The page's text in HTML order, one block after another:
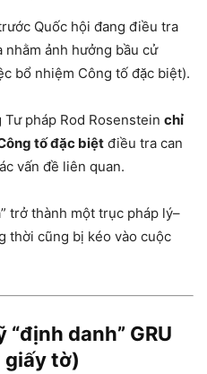
Quốc hội đang điều tra
nhằm ảnh hưởng bầu cử
bổ nhiệm Công tố đặc biệt).
Tư pháp Rod Rosenstein chỉ
tố đặc biệt điều tra can
vấn đề liên quan.
trở thành một trục pháp lý–
thời cũng bị kéo vào cuộc
danh” GRU
giấy tờ)